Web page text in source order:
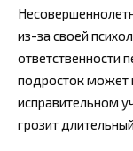
из-за своей
ответственности
подросток может
исправительном
грозит